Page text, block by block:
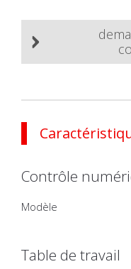
Contrôle
Modèle
Table de travail